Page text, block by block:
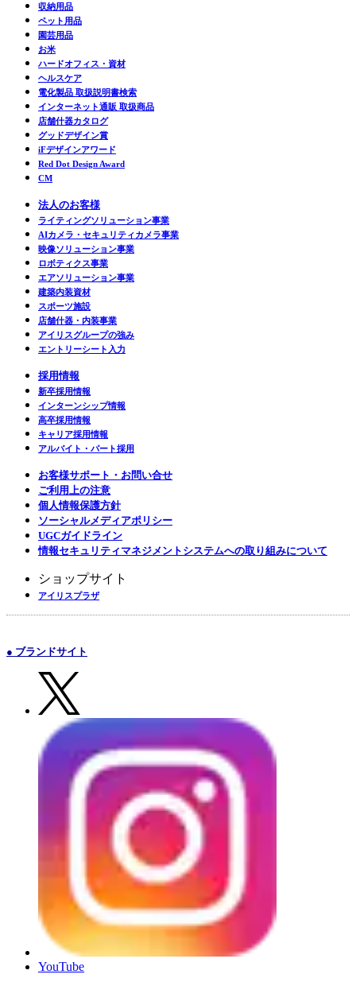
収納用品
ペット用品
園芸用品
お米
ハードオフィス・資材
ヘルスケア
電化製品 取扱説明書検索
インターネット通販 取扱商品
店舗什器カタログ
グッドデザイン賞
iFデザインアワード
Red Dot Design Award
CM
法人のお客様
ライティングソリューション事業
AIカメラ・セキュリティカメラ事業
映像ソリューション事業
ロボティクス事業
エアソリューション事業
建築内装資材
スポーツ施設
店舗什器・内装事業
アイリスグループの強み
エントリーシート入力
採用情報
新卒採用情報
インターンシップ情報
高卒採用情報
キャリア採用情報
アルバイト・パート採用
お客様サポート・お問い合せ
ご利用上の注意
個人情報保護方針
ソーシャルメディアポリシー
UGCガイドライン
情報セキュリティマネジメントシステムへの取り組みについて
ショップサイト
アイリスプラザ
● ブランドサイト
YouTube